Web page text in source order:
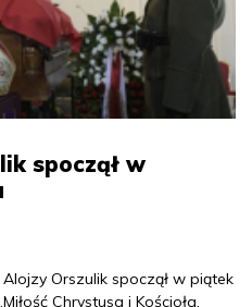
spoczął w
Orszulik spoczął w piątek
Chrystusa i Kościoła,